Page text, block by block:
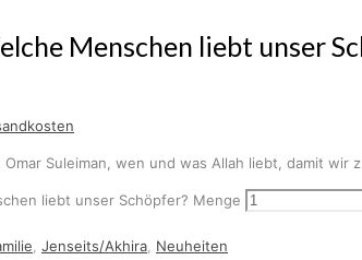
Menschen liebt unser
Suleiman, wen und was Allah liebt, damit
liebt unser Schöpfer? Menge
, Jenseits/Akhira, Neuheiten